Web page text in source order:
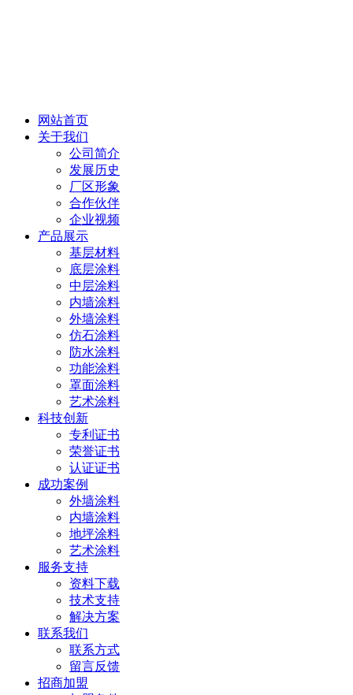
网站首页
关于我们
公司简介
发展历史
厂区形象
合作伙伴
企业视频
产品展示
基层材料
底层涂料
中层涂料
内墙涂料
外墙涂料
仿石涂料
防水涂料
功能涂料
罩面涂料
艺术涂料
科技创新
专利证书
荣誉证书
认证证书
成功案例
外墙涂料
内墙涂料
地坪涂料
艺术涂料
服务支持
资料下载
技术支持
解决方案
联系我们
联系方式
留言反馈
招商加盟